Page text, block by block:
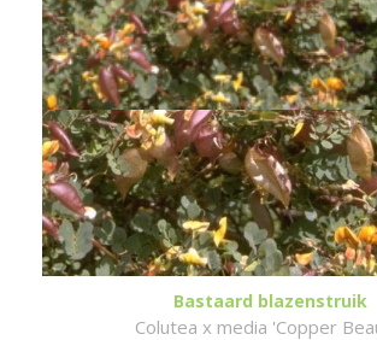
Bastaard blazenstruik
Colutea x media 'Copper